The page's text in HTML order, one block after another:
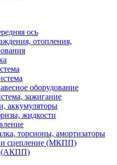
ось
отопления,
оборудование
зажигание
аккумуляторы
жидкости
торсионы, амортизаторы
и сцепление (МКПП)
(АКПП)